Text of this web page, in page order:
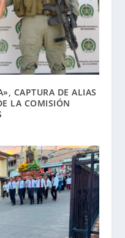
CAPTURA DE ALIAS
LA COMISIÓN